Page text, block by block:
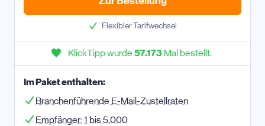
Flexibler Tarifwechsel
KlickTipp wurde 57.173Mal bestellt.
Im Paket enthalten:
Branchenführende E-Mail-Zustellraten
Empfänger:1 bis 5.000